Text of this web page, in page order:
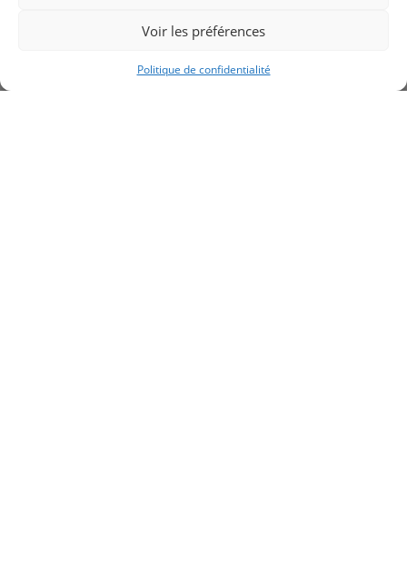
Voir les préférences
Politique de confidentialité
RETOUR AUX PRODUITS